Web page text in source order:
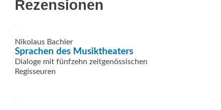
Rezensionen
Nikolaus Bachler
Sprachen des Musiktheaters
Dialoge mit fünfzehn zeitgenössischen
Regisseuren